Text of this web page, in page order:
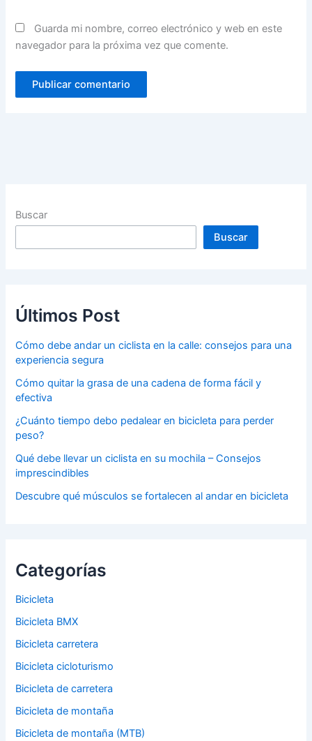
Guarda mi nombre, correo electrónico y web en este
navegador para la próxima vez que comente.
Buscar
Buscar
Últimos Post
Cómo debe andar un ciclista en la calle: consejos para una
experiencia segura
Cómo quitar la grasa de una cadena de forma fácil y
efectiva
¿Cuánto tiempo debo pedalear en bicicleta para perder
peso?
Qué debe llevar un ciclista en su mochila – Consejos
imprescindibles
Descubre qué músculos se fortalecen al andar en bicicleta
Categorías
Bicicleta
Bicicleta BMX
Bicicleta carretera
Bicicleta cicloturismo
Bicicleta de carretera
Bicicleta de montaña
Bicicleta de montaña (MTB)